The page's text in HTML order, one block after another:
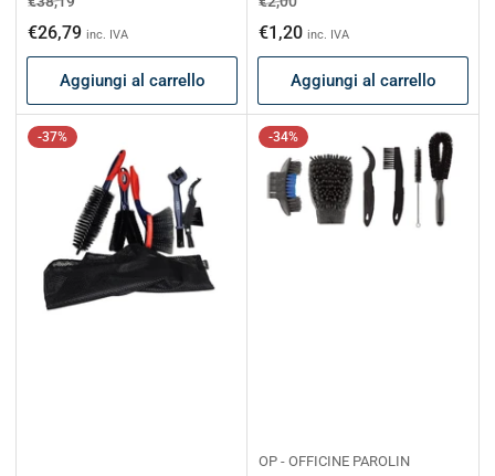
di
listino
scontato
€26,79 inc. IVA
Aggiungi al carrello
di
listino
scontato
€1,20 inc. IVA
Aggiungi al carrello
-37% -34%
OP - OFFICINE PAROLIN